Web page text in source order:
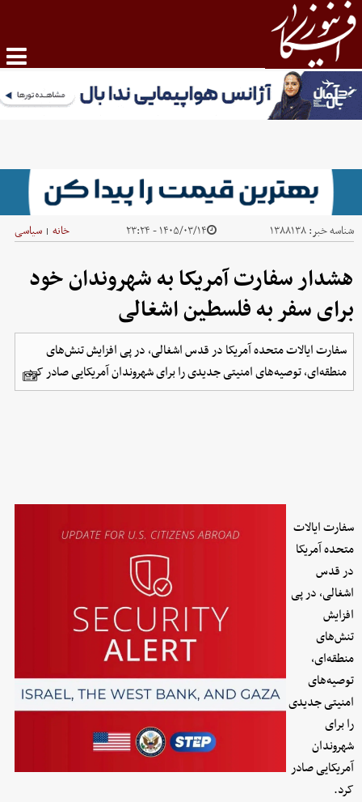
شناسه خبر:۱۳۸۸۱۳۸ ۱۴۰۵/۰۳/۱۴ - ۲۳:۲۴ خانه | سیاسی
هشدار سفارت آمریکا به شهروندان خود
برای سفر به فلسطین اشغالی
سفارت ایالات متحده آمریکا در قدس اشغالی، در پی افزایش تنش‌های
منطقه‌ای، توصیه‌های امنیتی جدیدی را برای شهروندان آمریکایی صادر کرد.
سفارت ایالات
متحده آمریکا
در قدس
اشغالی، در پی
افزایش
تنش‌های
منطقه‌ای،
توصیه‌های
امنیتی جدیدی
را برای
شهروندان
آمریکایی صادر
کرد.